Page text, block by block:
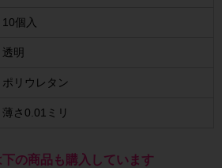
10個入
透明
ポリウレタン
薄さ0.01ミリ
の商品も購入しています